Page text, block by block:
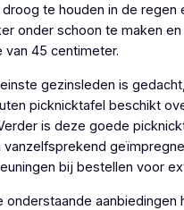
te houden in de regen
onder schoon te maken
van 45 centimeter.
gezinsleden is
picknicktafel beschikt
is deze goede
vanzelfsprekend
bij bestellen voor
onderstaande aanbiedingen